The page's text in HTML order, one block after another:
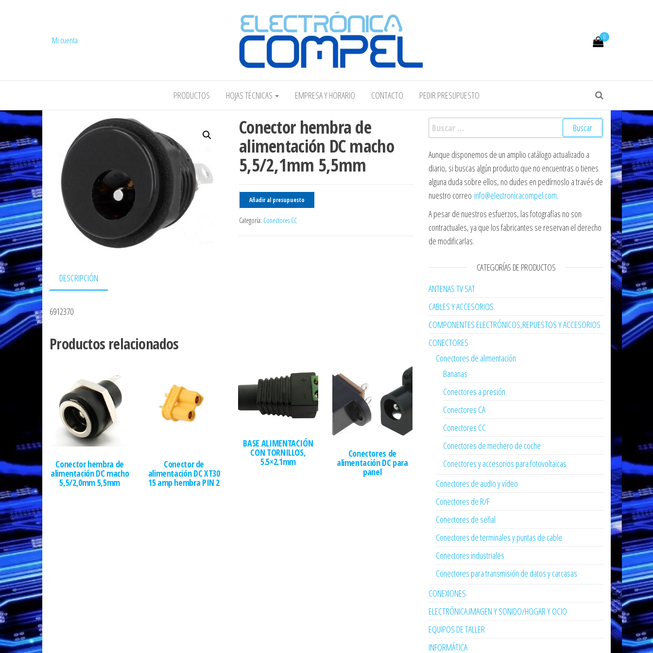
COMPEL Electrónica COMPEL
0
Mi cuenta
PRODUCTOS HOJAS TÉCNICAS EMPRESA Y HORARIO CONTACTO PEDIR PRESUPUESTO
Conector hembra de
alimentación DC macho
5,5/2,1mm 5,5mm
Añadir al presupuesto
Categoría: Conectores CC
DESCRIPCIÓN
6912370
Productos relacionados
Conector hembra de
alimentación DC macho
5,5/2,0mm 5,5mm
Conector de
alimentación DC XT30
15 amp hembra PIN 2
BASE ALIMENTACIÓN
CON TORNILLOS,
5.5×2.1mm
Conectores de
alimentación DC para
panel
Buscar:
Aunque disponemos de un amplio catálogo actualizado a
diario, si buscas algún producto que no encuentras o tienes
alguna duda sobre ellos, no dudes en pedírnoslo a través de
nuestro correo info@electronicacompel.com.
A pesar de nuestros esfuerzos, las fotografías no son
contractuales, ya que los fabricantes se reservan el derecho
de modificarlas.
CATEGORÍAS DE PRODUCTOS
ANTENAS TV SAT
CABLES Y ACCESORIOS
COMPONENTES ELECTRÓNICOS,REPUESTOS Y ACCESORIOS
CONECTORES
Conectores de alimentación
Bananas
Conectores a presión
Conectores CA
Conectores CC
Conectores de mechero de coche
Conectores y accesorios para fotovoltaicas
Conectores de audio y vídeo
Conectores de R/F
Conectores de señal
Conectores de terminales y puntas de cable
Conectores industriales
Conectores para transmisión de datos y carcasas
CONEXIONES
ELECTRÓNICA:IMAGEN Y SONIDO/HOGAR Y OCIO
EQUIPOS DE TALLER
INFORMÁTICA